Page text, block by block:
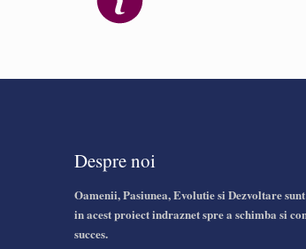
Despre noi
Oamenii, Pasiunea, Evolutie si Dezvoltare
in acest proiect indraznet spre a schimba si
succes.